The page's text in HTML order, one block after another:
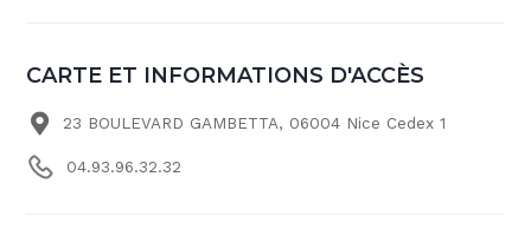
CARTE ET INFORMATIONS D'ACCÈS
23 BOULEVARD GAMBETTA, 06004 Nice Cedex 1
04.93.96.32.32